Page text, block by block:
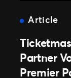
Article
Ticketmaster Ist Exklusiver
Partner
Premier